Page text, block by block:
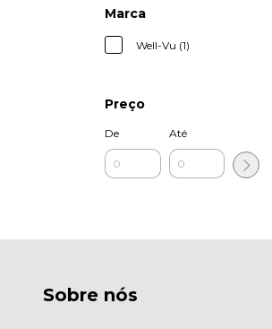
Marca
Well-Vu (1)
Preço
De Até
Sobre nós